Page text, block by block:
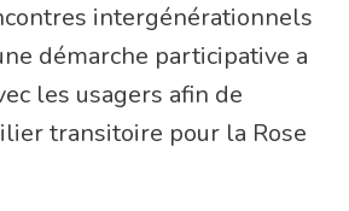
intergénérationnels
démarche participative a
les usagers afin de
transitoire pour la Rose